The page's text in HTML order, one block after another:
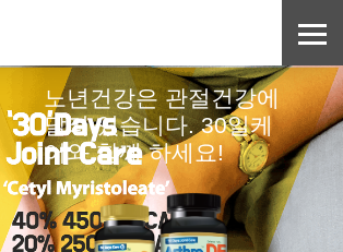
노년건강은 관절건강에
달려 있습니다. 30일케
어와 함께 하세요!